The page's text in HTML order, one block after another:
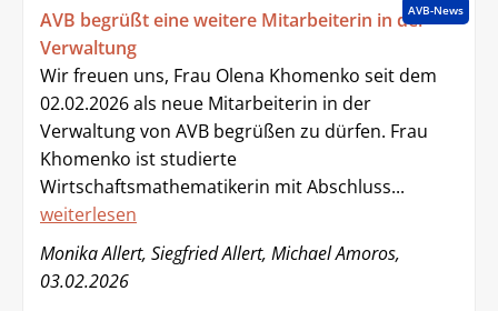
AVB-News
AVB begrüßt eine weitere Mitarbeiterin in der
Verwaltung
Wir freuen uns, Frau Olena Khomenko seit dem
02.02.2026 als neue Mitarbeiterin in der
Verwaltung von AVB begrüßen zu dürfen. Frau
Khomenko ist studierte
Wirtschaftsmathematikerin mit Abschluss...
weiterlesen
Monika Allert, Siegfried Allert, Michael Amoros,
03.02.2026